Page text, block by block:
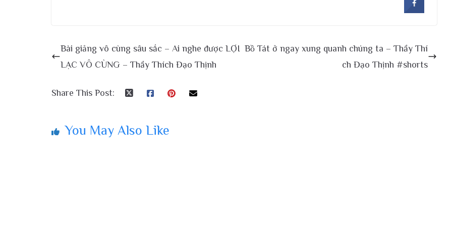
Bài giảng vô cùng sâu sắc – Ai nghe được LỢI
LẠC VÔ CÙNG – Thầy Thích Đạo Thịnh
Bồ Tát ở ngay xung quanh chúng ta – Thầy Thí
ch Đạo Thịnh #shorts
Share This Post:
You May Also Like